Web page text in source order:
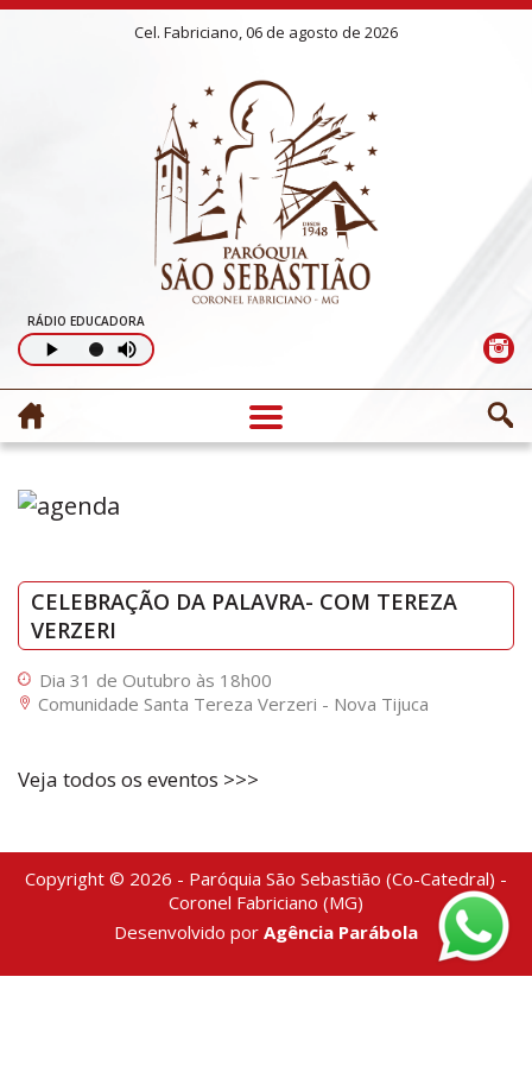
Cel. Fabriciano, 06 de agosto de 2026
RÁDIO EDUCADORA
CELEBRAÇÃO DA PALAVRA- COM TEREZA
VERZERI
Dia 31 de Outubro às 18h00
Comunidade Santa Tereza Verzeri - Nova Tijuca
Veja todos os eventos >>>
Copyright © 2026 - Paróquia São Sebastião (Co-Catedral) -
Coronel Fabriciano (MG)
Desenvolvido por Agência Parábola